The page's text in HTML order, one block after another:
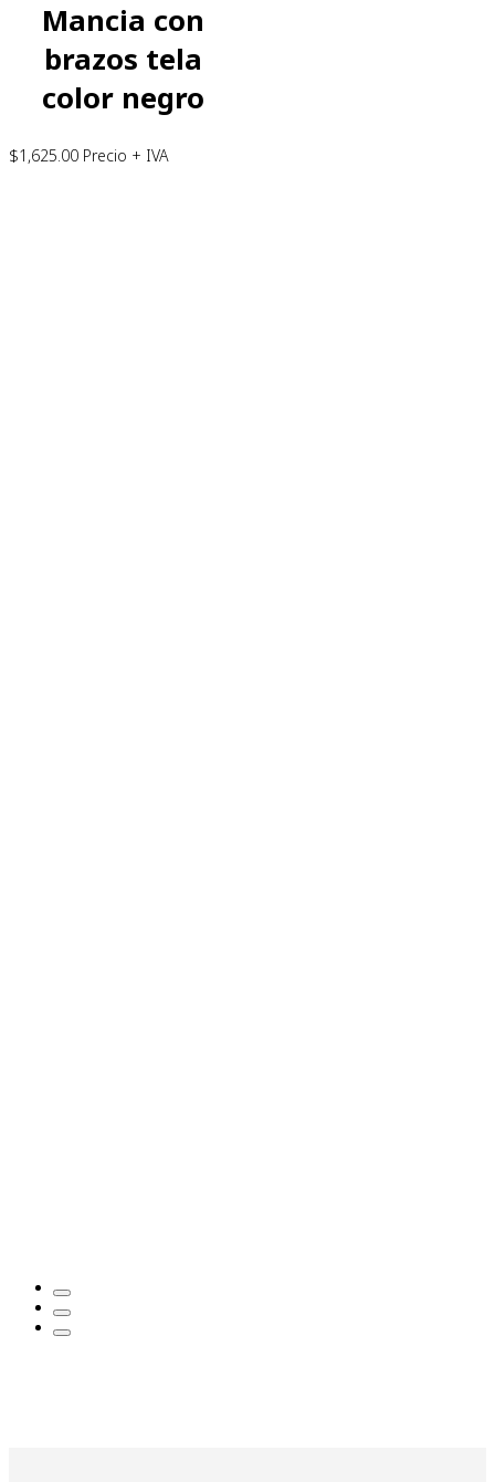
Mancia con
brazos tela
color negro
$1,625.00 Precio + IVA